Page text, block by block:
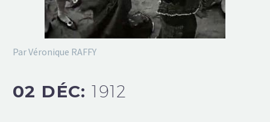
Par Véronique RAFFY
02 DÉC:1912